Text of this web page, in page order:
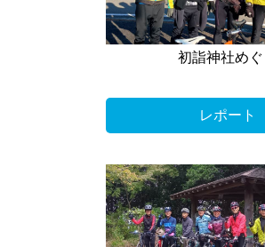
初詣神社めぐ
レポート